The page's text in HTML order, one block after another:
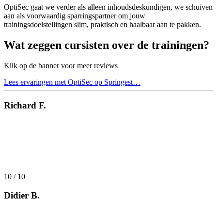
OptiSec gaat we verder als alleen inhoudsdeskundigen, we schuiven
aan als voorwaardig sparringspartner om jouw
trainingsdoelstellingen slim, praktisch en haalbaar aan te pakken.
Wat zeggen cursisten over de trainingen?
Klik op de banner voor meer reviews
Lees ervaringen met OptiSec op Springest…
Richard F.
10 / 10
Didier B.